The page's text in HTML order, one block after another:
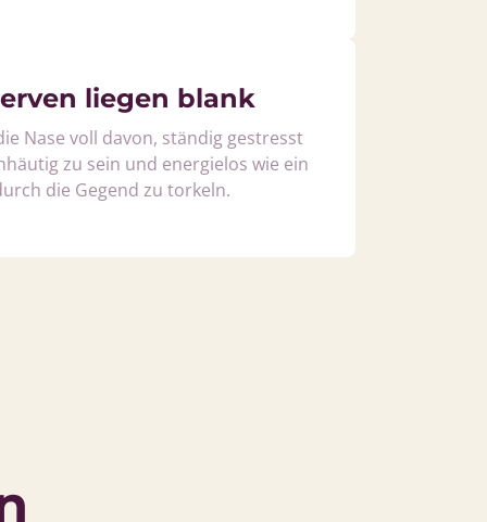
liegen blank
Nase voll davon, ständig gestresst
zu sein und energielos wie ein
die Gegend zu torkeln.